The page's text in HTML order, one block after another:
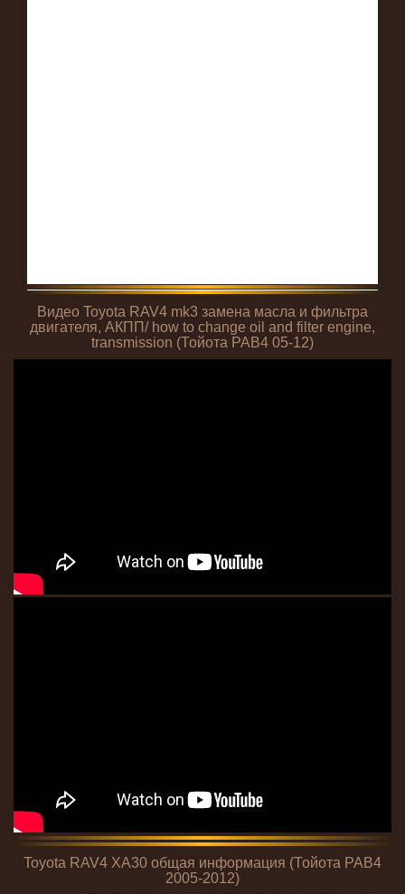
Видео Toyota RAV4 mk3 замена масла и фильтра
двигателя, АКПП/ how to change oil and filter engine,
transmission (Тойота РАВ4 05-12)
Toyota RAV4 XA30 общая информация (Тойота РАВ4
2005-2012)